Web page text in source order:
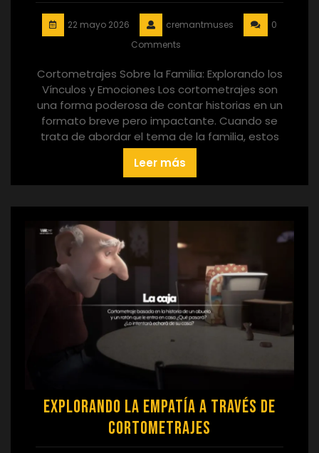
22 mayo 2026 cremantmuses
0
Comments
Cortometrajes Sobre la Familia: Explorando los
Vínculos y Emociones Los cortometrajes son
una forma poderosa de contar historias en un
formato breve pero impactante. Cuando se
trata de abordar el tema de la familia, estos
Leer más
Explorando la Empatía a Través de
Cortometrajes